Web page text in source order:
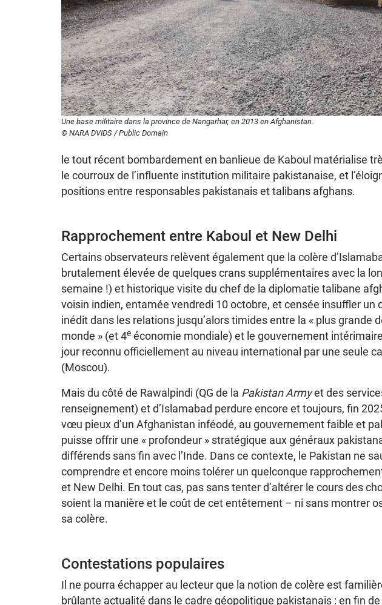
Une base militaire dans la province de Nangarhar, en 2013 en Afghanistan.
© NARA DVIDS / Public Domain
le tout récent bombardement en banlieue de Kaboul matérialise
le courroux de l’influente institution militaire pakistanaise, et
positions entre responsables pakistanais et talibans afghans.
Rapprochement entre Kaboul et New Delhi
Certains observateurs relèvent également que la colère
brutalement élevée de quelques crans supplémentaires avec la
semaine !) et historique visite du chef de la diplomatie talibane
voisin indien, entamée vendredi 10 octobre, et censée insuffler un
inédit dans les relations jusqu’alors timides entre la « plus grande
monde » (et 4eéconomie mondiale) et le gouvernement
jour reconnu officiellement au niveau international par une seule
(Moscou).
Mais du côté de Rawalpindi (QG de la Pakistan Armyet des
renseignement) et d’Islamabad perdure encore et toujours, fin
vœu pieux d’un Afghanistan inféodé, au gouvernement faible et
puisse offrir une « profondeur » stratégique aux généraux
différends sans fin avec l’Inde. Dans ce contexte, le Pakistan ne
comprendre et encore moins tolérer un quelconque
et New Delhi. En tout cas, pas sans tenter d’altérer le cours des
soient la manière et le coût de cet entêtement – ni sans montrer
sa colère.
Contestations populaires
Il ne pourra échapper au lecteur que la notion de colère est
brûlante actualité dans le cadre géopolitique pakistanais : en fin